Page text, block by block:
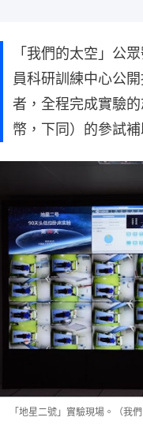
「我們的太空」公
員科研訓練中心公
者，全程完成實驗
幣，下同）的參試補
「地星二號」實驗現場。（我們